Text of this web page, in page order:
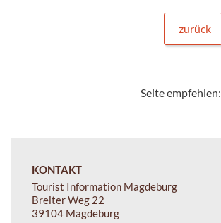
zurück
Seite empfehlen:
KONTAKT
Tourist Information Magdeburg
Breiter Weg 22
39104 Magdeburg